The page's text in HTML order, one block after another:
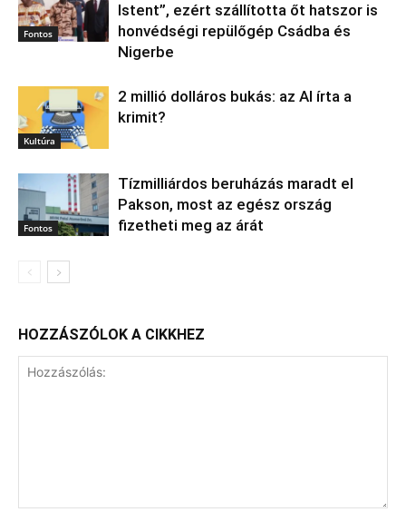
Fontos
Istent”, ezért szállította őt hatszor is
honvédségi repülőgép Csádba és
Nigerbe
Kultúra
2 millió dolláros bukás: az AI írta a
krimit?
Fontos
Tízmilliárdos beruházás maradt el
Pakson, most az egész ország
fizetheti meg az árát
HOZZÁSZÓLOK A CIKKHEZ